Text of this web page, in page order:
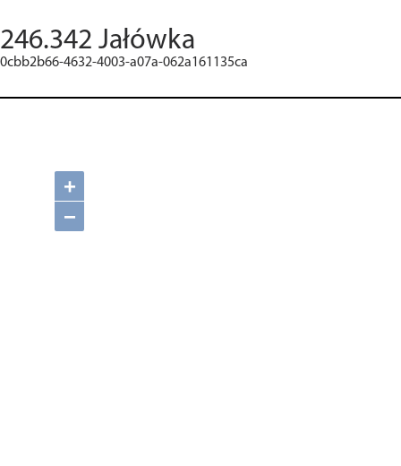
246.342 Jałówka
0cbb2b66-4632-4003-a07a-062a161135ca
+
−